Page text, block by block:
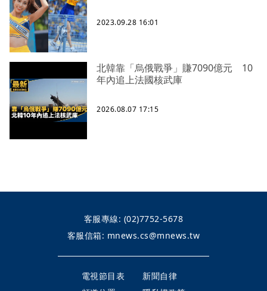
2023.09.28 16:01
北韓靠「烏俄戰爭」賺7090億元 10
年內追上法國核武庫
2026.08.07 17:15
客服專線: (02)7752-5678
客服信箱: mnews.cs@mnews.tw
電視節目表
新聞自律